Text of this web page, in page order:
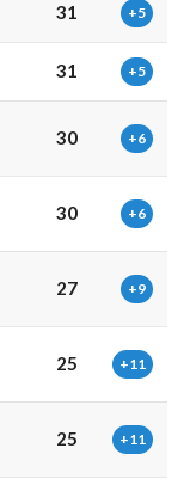
31 +5
31 +5
30 +6
30 +6
27 +9
25 +11
25 +11